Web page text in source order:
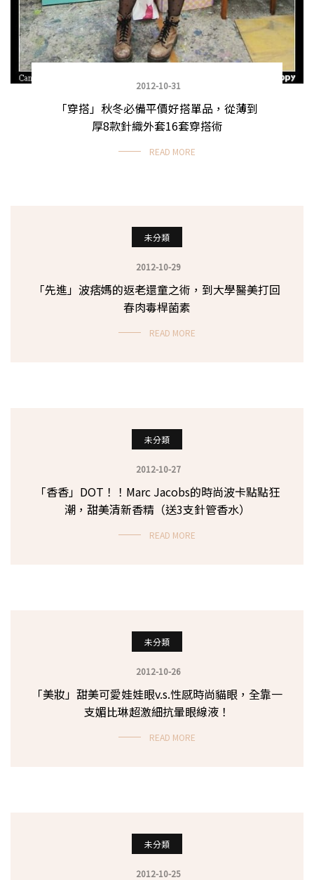
2012-10-31
「穿搭」秋冬必備平價好搭單品，從薄到
厚8款針織外套16套穿搭術
READ MORE
未分類
2012-10-29
「先進」波痞媽的返老還童之術，到大學醫美打回
春肉毒桿菌素
READ MORE
未分類
2012-10-27
「香香」DOT！！Marc Jacobs的時尚波卡點點狂
潮，甜美清新香精（送3支針管香水）
READ MORE
未分類
2012-10-26
「美妝」甜美可愛娃娃眼v.s.性感時尚貓眼，全靠一
支媚比琳超激細抗暈眼線液！
READ MORE
未分類
2012-10-25